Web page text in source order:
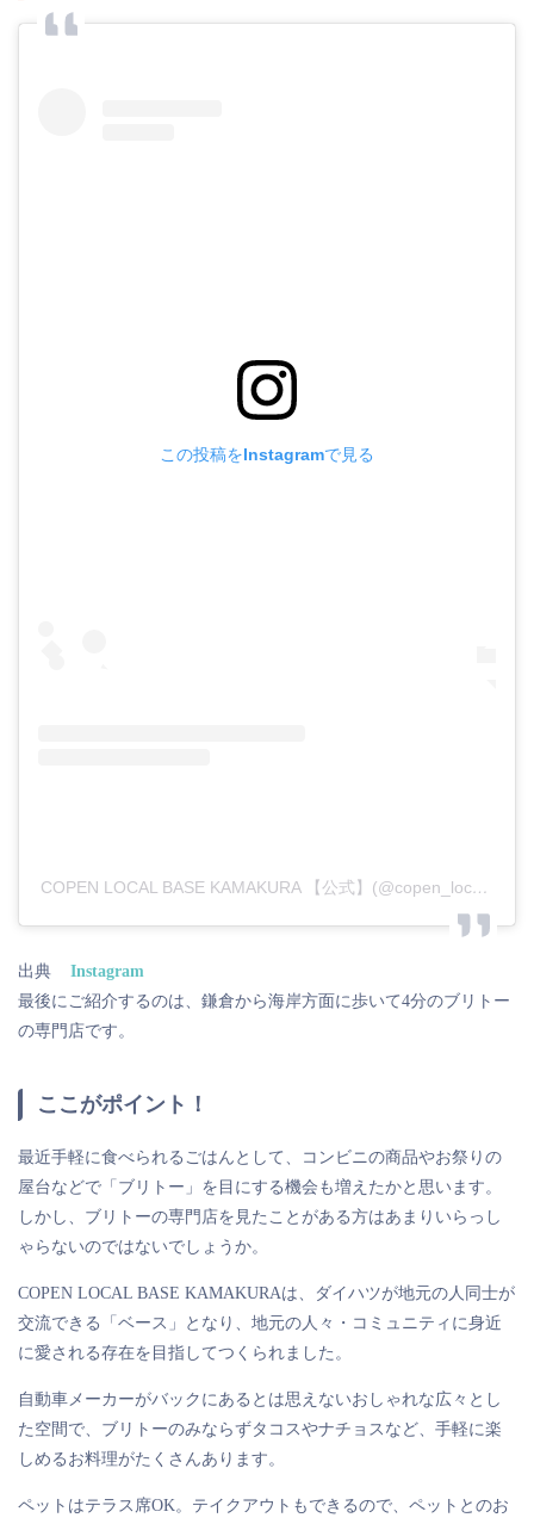
この投稿をInstagramで見る
COPEN LOCAL BASE KAMAKURA 【公式】(@copen_local_base_kamakura)がシェアした投稿
出典
Instagram
最後にご紹介するのは、鎌倉から海岸方面に歩いて4分のブリトー
の専門店です。
ここがポイント！
最近手軽に食べられるごはんとして、コンビニの商品やお祭りの
屋台などで「ブリトー」を目にする機会も増えたかと思います。
しかし、ブリトーの専門店を見たことがある方はあまりいらっし
ゃらないのではないでしょうか。
COPEN LOCAL BASE KAMAKURAは、ダイハツが地元の人同士が
交流できる「ベース」となり、地元の人々・コミュニティに身近
に愛される存在を目指してつくられました。
自動車メーカーがバックにあるとは思えないおしゃれな広々とし
た空間で、ブリトーのみならずタコスやナチョスなど、手軽に楽
しめるお料理がたくさんあります。
ペットはテラス席OK。テイクアウトもできるので、ペットとのお